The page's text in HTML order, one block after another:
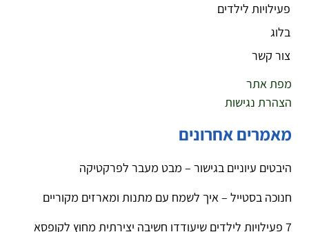
פעילויות לילדים
בלוג
צור קשר
מפת אתר
הצהרת נגישות
מאמרים אחרונים
היבטים עיוניים בגישור – מבט מעבר לפרקטיקה
חנוכה בסטייל – איך לשמח עם מתנות ומארזים מקוריים
7 פעילויות לילדים שיעודדו חשיבה יצירתית מחוץ לקופסא